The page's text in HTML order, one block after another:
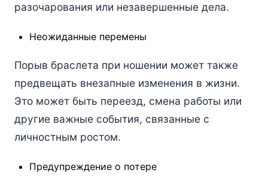
разочарования или незавершенные дела.
Неожиданные перемены
Порыв браслета при ношении может также
предвещать внезапные изменения в жизни.
Это может быть переезд, смена работы или
другие важные события, связанные с
личностным ростом.
Предупреждение о потере